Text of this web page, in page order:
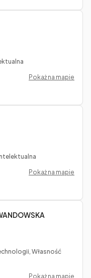
Pokaż na mapie
Pokaż na mapie
Własność
Pokaż na mapie